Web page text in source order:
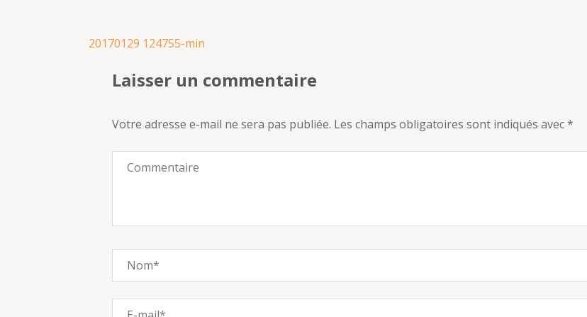
Navigation
l’article
20170129 124755-min
Laisser un commentaire
Votre adresse e-mail ne sera pas publiée. Les champs obligatoires sont indiqués avec*